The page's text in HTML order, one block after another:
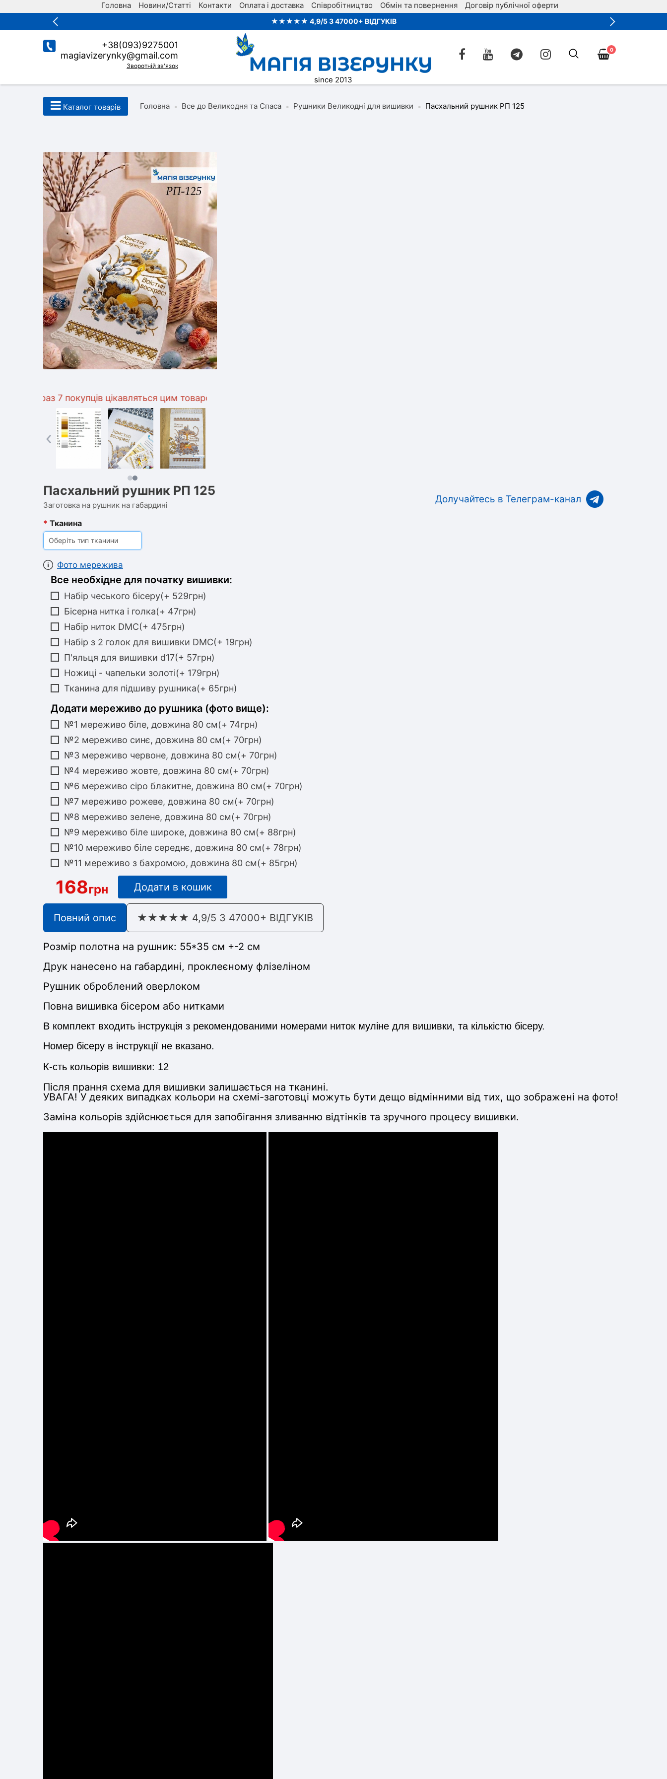
Головна Новини/Статті Контакти Оплата і доставка Співробітництво Обмін та повернення Договір публічної оферти
★★★★★ 4,9/5 З 47000+ ВІДГУКІВ
+38(093)9275001
magiavizerynky@gmail.com
Зворотній зв'язок
0
since 2013
Каталог товарів Головна • Все до Великодня та Спаса • Рушники Великодні для вишивки • Пасхальний рушник РП 125
7 покупців цікавляться цим товаром
‹
Пасхальний рушник РП 125
Заготовка на рушник на габардині
* Тканина
Оберіть тип тканини
Фото мережива
Все необхідне для початку вишивки:
Набір чеського бісеру(+ 529грн)
Бісерна нитка і голка(+ 47грн)
Набір ниток DMC(+ 475грн)
Набір з 2 голок для вишивки DMC(+ 19грн)
П'яльця для вишивки d17(+ 57грн)
Ножиці - чапельки золоті(+ 179грн)
Тканина для підшиву рушника(+ 65грн)
Додати мереживо до рушника (фото вище):
№1 мереживо біле, довжина 80 см(+ 74грн)
№2 мереживо синє, довжина 80 см(+ 70грн)
№3 мереживо червоне, довжина 80 см(+ 70грн)
№4 мереживо жовте, довжина 80 см(+ 70грн)
№6 мереживо сіро блакитне, довжина 80 см(+ 70грн)
№7 мереживо рожеве, довжина 80 см(+ 70грн)
№8 мереживо зелене, довжина 80 см(+ 70грн)
№9 мереживо біле широке, довжина 80 см(+ 88грн)
№10 мереживо біле середнє, довжина 80 см(+ 78грн)
№11 мереживо з бахромою, довжина 80 см(+ 85грн)
168грн Додати в кошик
Долучайтесь в Телеграм-канал
Повний опис ★★★★★ 4,9/5 З 47000+ ВІДГУКІВ
Розмір полотна на рушник: 55*35 см +-2 см
Друк нанесено на габардині, проклеєному флізеліном
Рушник оброблений оверлоком
Повна вишивка бісером або нитками
В комплект входить інструкція з рекомендованими номерами ниток муліне для вишивки, та кількістю бісеру.
Номер бісеру в інструкції не вказано.
К-сть кольорів вишивки: 12
Після прання схема для вишивки залишається на тканині.
УВАГА! У деяких випадках кольори на схемі-заготовці можуть бути дещо відмінними від тих, що зображені на фото!
Заміна кольорів здійснюється для запобігання зливанню відтінків та зручного процесу вишивки.